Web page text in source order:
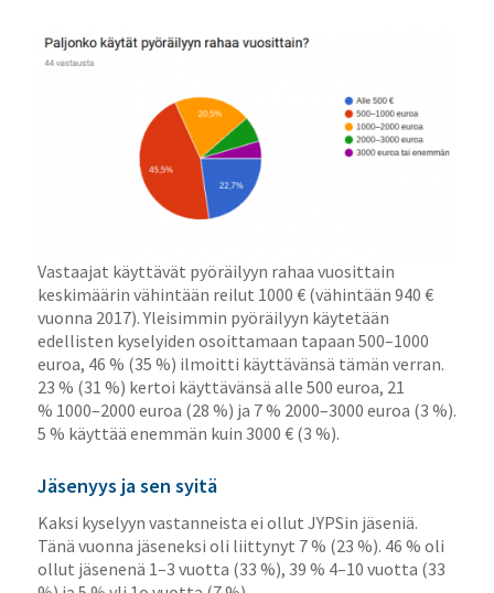
Vastaajat käyttävät pyöräilyyn rahaa vuosittain
keskimäärin vähintään reilut 1000 € (vähintään 940 €
vuonna 2017). Yleisimmin pyöräilyyn käytetään
edellisten kyselyiden osoittamaan tapaan 500–1000
euroa, 46 % (35 %) ilmoitti käyttävänsä tämän verran.
23 % (31 %) kertoi käyttävänsä alle 500 euroa, 21
% 1000–2000 euroa (28 %) ja 7 % 2000–3000 euroa (3 %).
5 % käyttää enemmän kuin 3000 € (3 %).
Jäsenyys ja sen syitä
Kaksi kyselyyn vastanneista ei ollut JYPSin jäseniä.
Tänä vuonna jäseneksi oli liittynyt 7 % (23 %). 46 % oli
ollut jäsenenä 1–3 vuotta (33 %), 39 % 4–10 vuotta (33